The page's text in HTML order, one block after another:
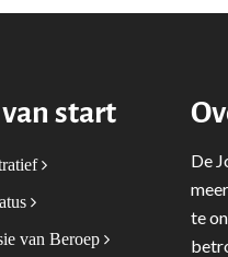
start
van Beroep
De
te